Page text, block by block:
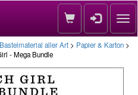
aller Art > Papier & Karton >
- Mega Bundle